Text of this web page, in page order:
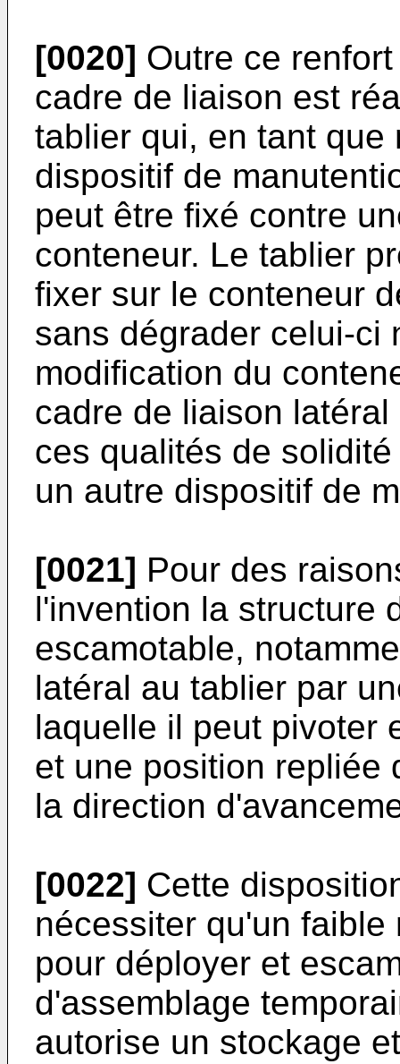
[0020] Outre ce
cadre de liaison est
tablier qui, en tant
dispositif de
peut être fixé contre
conteneur. Le tablier
fixer sur le conteneur
sans dégrader celui-ci
modification du
cadre de liaison
ces qualités de
un autre dispositif de
[0021] Pour des
l'invention la structure
escamotable,
latéral au tablier par
laquelle il peut pivoter
et une position repliée
la direction
[0022] Cette
nécessiter qu'un
pour déployer et
d'assemblage
autorise un stockage